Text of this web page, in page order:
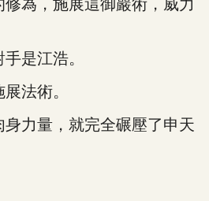
為，施展這御巖術，威力
是江浩。
法術。
力量，就完全碾壓了申天